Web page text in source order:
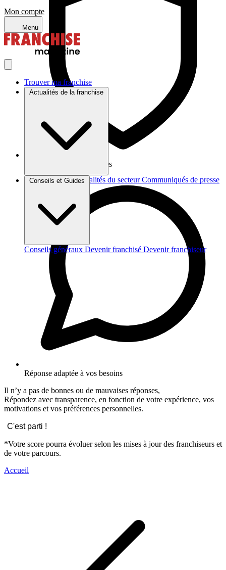
Mon compte
Menu
Trouver ma franchise
Actualités de la franchise
Brèves et actus Actualités du secteur Communiqués de presse
Conseils et Guides
Conseils généraux Devenir franchisé Devenir franchiseur
Vos données sont protégées
Réponse adaptée à vos besoins
Il n’y a pas de bonnes ou de mauvaises réponses,
Répondez avec transparence, en fonction de votre expérience, vos
motivations et vos préférences personnelles.
C'est parti !
*Votre score pourra évoluer selon les mises à jour des franchiseurs et
de votre parcours.
Accueil